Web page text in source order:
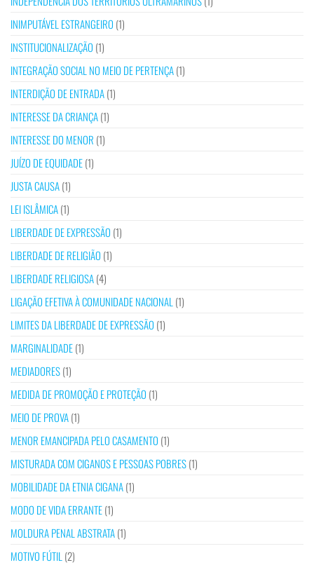
INIMPUTÁVEL ESTRANGEIRO (1)
INSTITUCIONALIZAÇÃO (1)
INTEGRAÇÃO SOCIAL NO MEIO DE PERTENÇA(1)
INTERDIÇÃO DE ENTRADA(1)
INTERESSE DA CRIANÇA(1)
INTERESSE DO MENOR (1)
JUÍZO DE EQUIDADE(1)
JUSTA CAUSA(1)
LEI ISLÂMICA(1)
LIBERDADE DE EXPRESSÃO (1)
LIBERDADE DE RELIGIÃO (1)
LIBERDADE RELIGIOSA(4)
LIGAÇÃO EFETIVA À COMUNIDADE NACIONAL (1)
LIMITES DA LIBERDADE DE EXPRESSÃO (1)
MARGINALIDADE(1)
MEDIADORES(1)
MEDIDA DE PROMOÇÃO E PROTEÇÃO (1)
MEIO DE PROVA(1)
MENOR EMANCIPADA PELO CASAMENTO (1)
MISTURADA COM CIGANOS E PESSOAS POBRES(1)
MOBILIDADE DA ETNIA CIGANA(1)
MODO DE VIDA ERRANTE(1)
MOLDURA PENAL ABSTRATA(1)
MOTIVO FÚTIL (2)